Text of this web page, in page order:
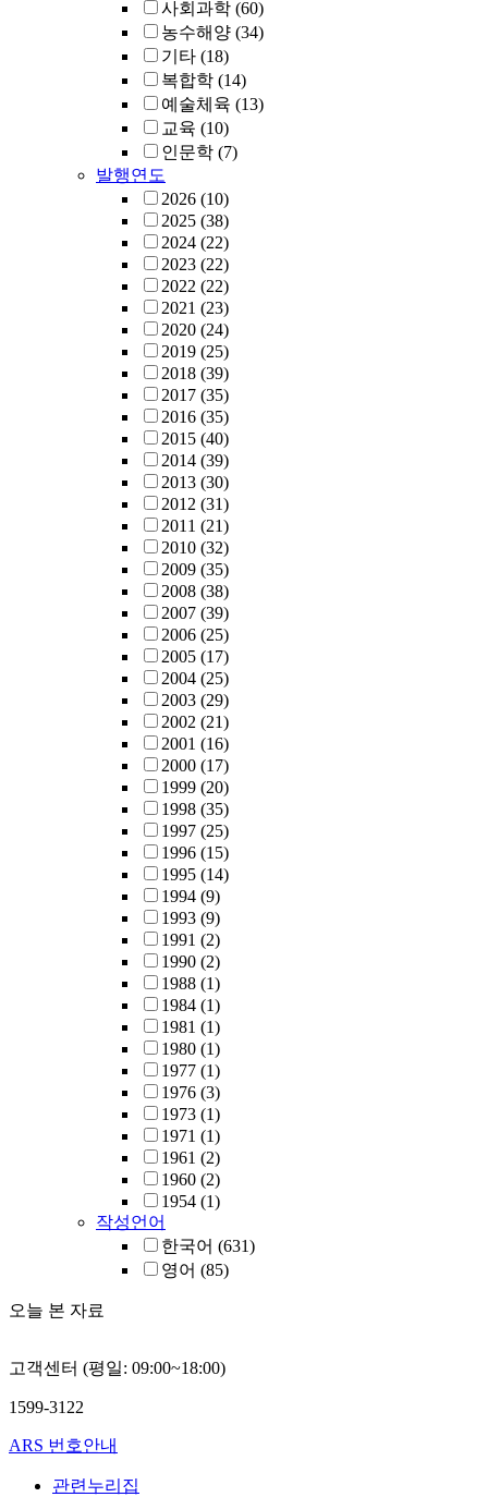
사회과학 (60)
농수해양 (34)
기타 (18)
복합학 (14)
예술체육 (13)
교육 (10)
인문학 (7)
발행연도
2026 (10)
2025 (38)
2024 (22)
2023 (22)
2022 (22)
2021 (23)
2020 (24)
2019 (25)
2018 (39)
2017 (35)
2016 (35)
2015 (40)
2014 (39)
2013 (30)
2012 (31)
2011 (21)
2010 (32)
2009 (35)
2008 (38)
2007 (39)
2006 (25)
2005 (17)
2004 (25)
2003 (29)
2002 (21)
2001 (16)
2000 (17)
1999 (20)
1998 (35)
1997 (25)
1996 (15)
1995 (14)
1994 (9)
1993 (9)
1991 (2)
1990 (2)
1988 (1)
1984 (1)
1981 (1)
1980 (1)
1977 (1)
1976 (3)
1973 (1)
1971 (1)
1961 (2)
1960 (2)
1954 (1)
작성언어
한국어 (631)
영어 (85)
오늘 본 자료
고객센터 (평일: 09:00~18:00)
1599-3122
ARS 번호안내
관련누리집